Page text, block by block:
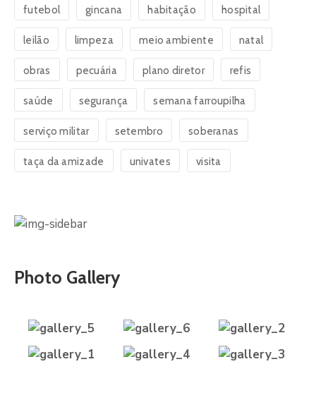
futebol gincana habitação hospital
leilão limpeza meio ambiente natal
obras pecuária plano diretor refis
saúde segurança semana farroupilha
serviço militar setembro soberanas
taça da amizade univates visita
Photo Gallery